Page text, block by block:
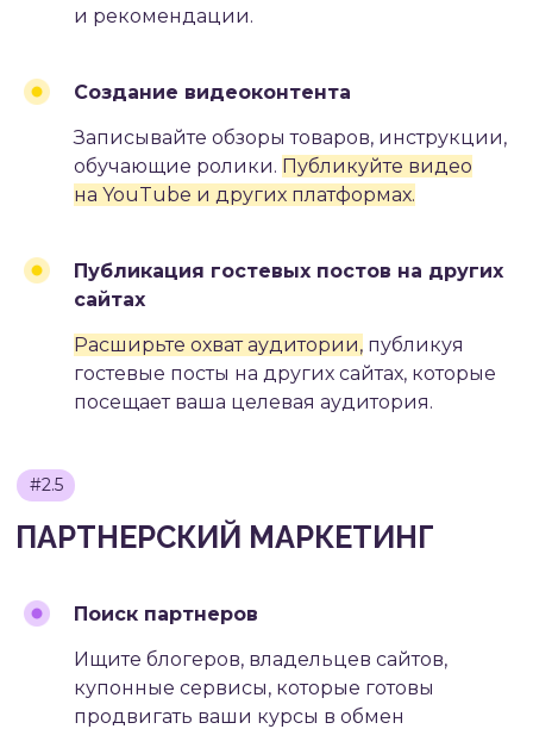
и рекомендации.
Создание видеоконтента
Записывайте обзоры товаров, инструкции,
обучающие ролики. Публикуйте видео
на YouTube и других платформах.
Публикация гостевых постов на других
сайтах
Расширьте охват аудитории, публикуя
гостевые посты на других сайтах, которые
посещает ваша целевая аудитория.
Поиск партнеров
Ищите блогеров, владельцев сайтов,
купонные сервисы, которые готовы
продвигать ваши курсы в обмен
A/B-ТЕСТИРОВАНИЕ
#3.2
ОПТИМИЗАЦИЯ РЕКЛАМНЫХ
#3.3